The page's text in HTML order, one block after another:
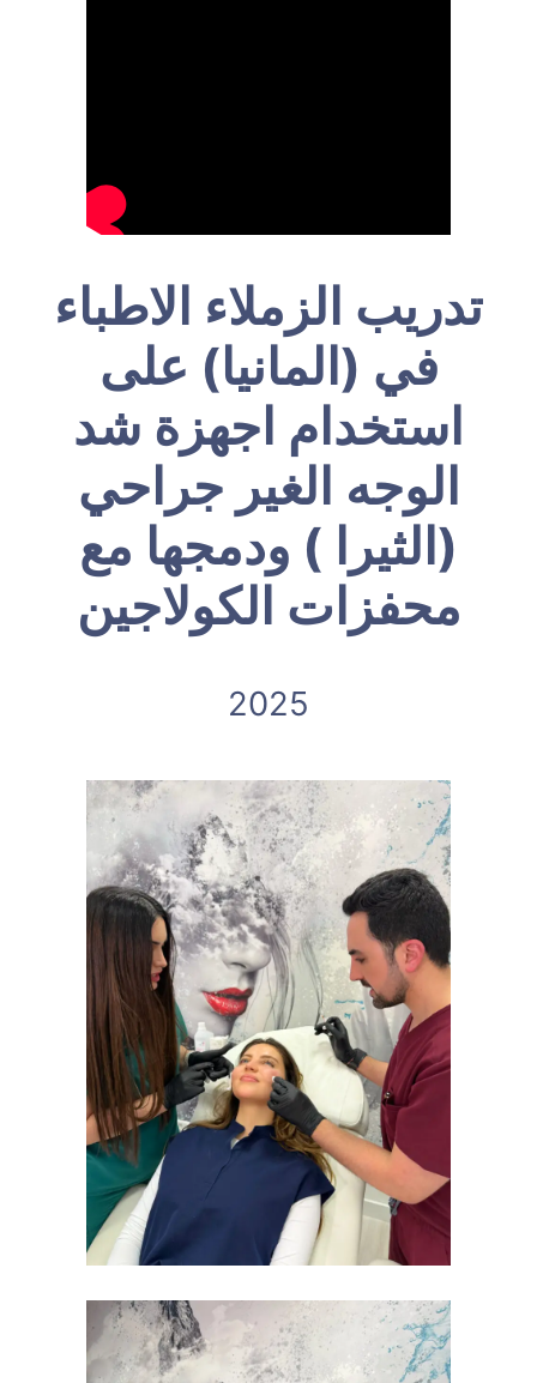
تدريب الزملاء الاطباء
في (المانيا) على
استخدام اجهزة شد
الوجه الغير جراحي
(الثيرا ) ودمجها مع
محفزات الكولاجين
2025